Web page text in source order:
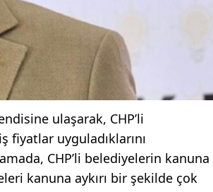
ulaşarak, CHP’li
fiyatlar uyguladıklarını
CHP’li belediyelerin kanuna
kanuna aykırı bir şekilde çok